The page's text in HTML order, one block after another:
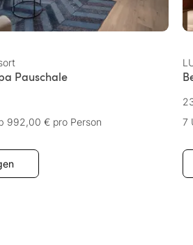
Pauschale
992,00 € pro Person
7